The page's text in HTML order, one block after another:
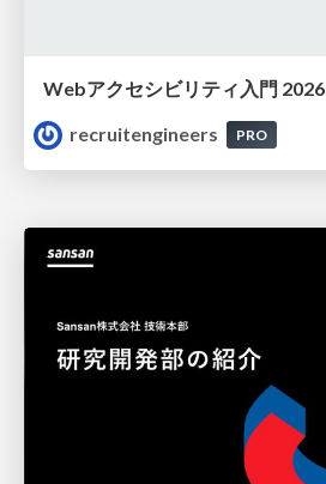
Webアクセシビリティ入門 2026
recruitengineers
PRO